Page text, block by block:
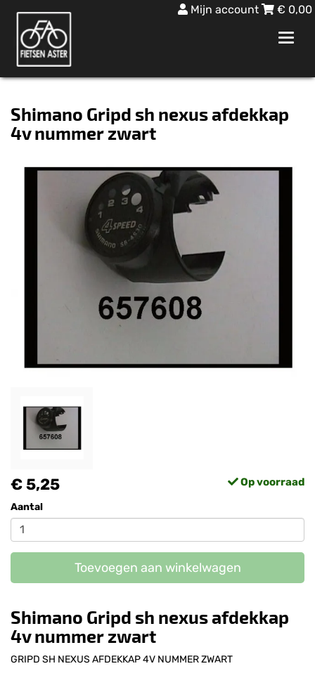
Mijn account € 0,00
Shimano Gripd sh nexus afdekkap
4v nummer zwart
€ 5,25 Op voorraad
Aantal
Toevoegen aan winkelwagen
Shimano Gripd sh nexus afdekkap
4v nummer zwart
GRIPD SH NEXUS AFDEKKAP 4V NUMMER ZWART